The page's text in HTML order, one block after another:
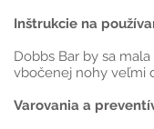
Inštrukcie na
Dobbs Bar by sa
vbočenej nohy veľmi
Varovania a